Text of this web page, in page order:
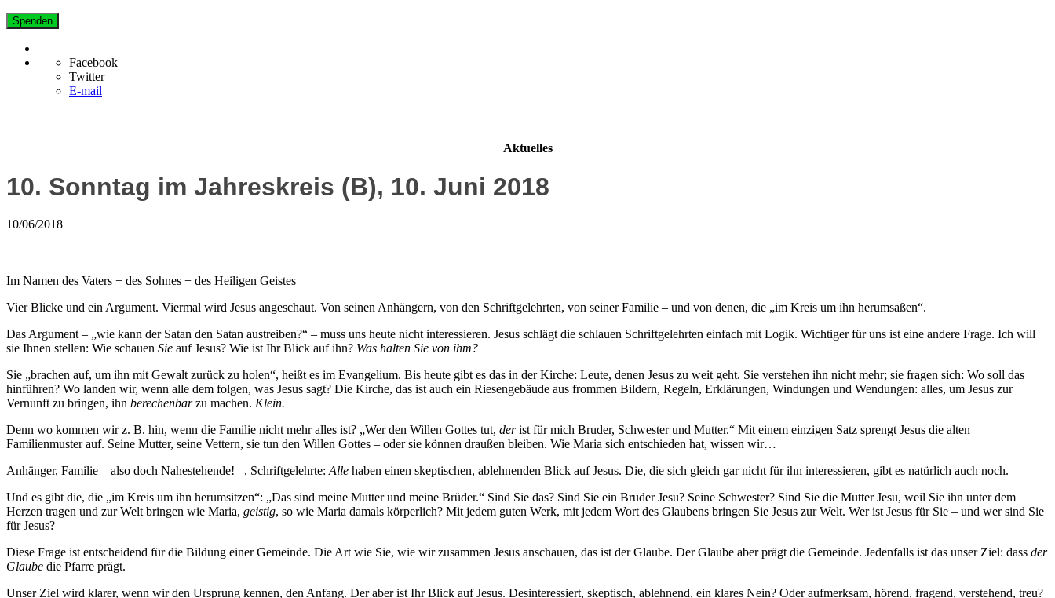
Spenden
Facebook
Twitter
E-mail
Aktuelles
10. Sonntag im Jahreskreis (B), 10. Juni 2018
10/06/2018
Im Namen des Vaters + des Sohnes + des Heiligen Geistes
Vier Blicke und ein Argument. Viermal wird Jesus angeschaut. Von seinen Anhängern, von den Schriftgelehrten, von seiner Familie – und von denen, die „im Kreis um ihn herumsaßen“.
Das Argument – „wie kann der Satan den Satan austreiben?“ – muss uns heute nicht interessieren. Jesus schlägt die schlauen Schriftgelehrten einfach mit Logik. Wichtiger für uns ist eine andere Frage. Ich will
sie Ihnen stellen: Wie schauen Sie auf Jesus? Wie ist Ihr Blick auf ihn? Was halten Sie von ihm?
Sie „brachen auf, um ihn mit Gewalt zurück zu holen“, heißt es im Evangelium. Bis heute gibt es das in der Kirche: Leute, denen Jesus zu weit geht. Sie verstehen ihn nicht mehr; sie fragen sich: Wo soll das
hinführen? Wo landen wir, wenn alle dem folgen, was Jesus sagt? Die Kirche, das ist auch ein Riesengebäude aus frommen Bildern, Regeln, Erklärungen, Windungen und Wendungen: alles, um Jesus zur
Vernunft zu bringen, ihn berechenbarzu machen. Klein.
Denn wo kommen wir z. B. hin, wenn die Familie nicht mehr alles ist? „Wer den Willen Gottes tut, derist für mich Bruder, Schwester und Mutter.“ Mit einem einzigen Satz sprengt Jesus die alten
Familienmuster auf. Seine Mutter, seine Vettern, sie tun den Willen Gottes – oder sie können draußen bleiben. Wie Maria sich entschieden hat, wissen wir…
Anhänger, Familie – also doch Nahestehende! –, Schriftgelehrte: Alle haben einen skeptischen, ablehnenden Blick auf Jesus. Die, die sich gleich gar nicht für ihn interessieren, gibt es natürlich auch noch.
Und es gibt die, die „im Kreis um ihn herumsitzen“: „Das sind meine Mutter und meine Brüder.“ Sind Sie das? Sind Sie ein Bruder Jesu? Seine Schwester? Sind Sie die Mutter Jesu, weil Sie ihn unter dem
Herzen tragen und zur Welt bringen wie Maria, geistig, so wie Maria damals körperlich? Mit jedem guten Werk, mit jedem Wort des Glaubens bringen Sie Jesus zur Welt. Wer ist Jesus für Sie – und wer sind Sie
für Jesus?
Diese Frage ist entscheidend für die Bildung einer Gemeinde. Die Art wie Sie, wie wir zusammen Jesus anschauen, das ist der Glaube. Der Glaube aber prägt die Gemeinde. Jedenfalls ist das unser Ziel: dass der
Glaube die Pfarre prägt.
Unser Ziel wird klarer, wenn wir den Ursprung kennen, den Anfang. Der aber ist Ihr Blick auf Jesus. Desinteressiert, skeptisch, ablehnend, ein klares Nein? Oder aufmerksam, hörend, fragend, verstehend, treu?